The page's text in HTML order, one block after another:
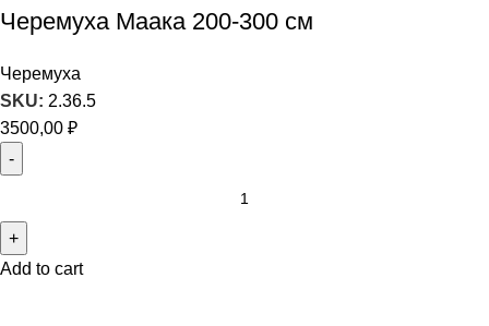
Черемуха Маака 200-300 см
Черемуха
SKU: 2.36.5
3500,00 ₽
Add to cart